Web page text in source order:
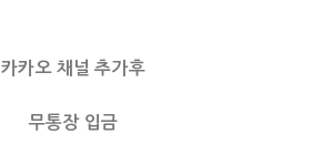
카카오 채널 추가후
무통장 입금